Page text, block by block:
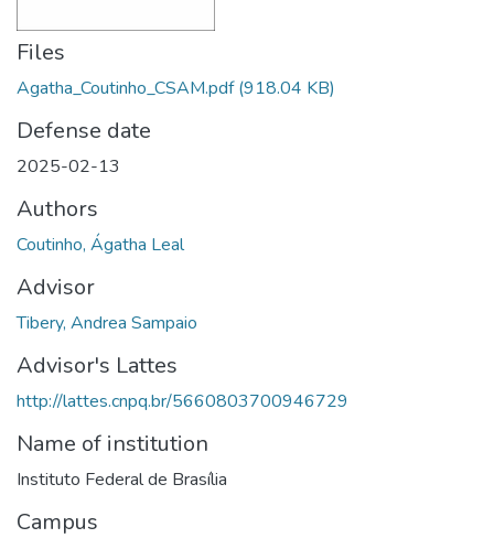
Files
Agatha_Coutinho_CSAM.pdf(918.04 KB)
Defense date
2025-02-13
Authors
Coutinho, Ágatha Leal
Advisor
Tibery, Andrea Sampaio
Advisor's Lattes
http://lattes.cnpq.br/5660803700946729
Name of institution
Instituto Federal de Brasília
Campus